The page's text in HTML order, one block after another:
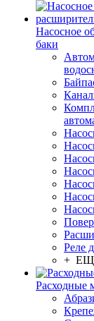
Насосное
баки
Реле
+
Расходные